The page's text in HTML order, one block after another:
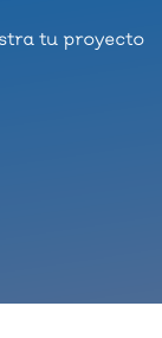
tu proyecto